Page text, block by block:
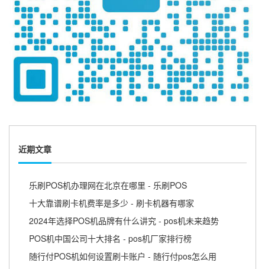
近期文章
乐刷POS机办理网在北京在哪里 - 乐刷POS
十大靠谱刷卡机费率是多少 - 刷卡机器有哪家
2024年选择POS机品牌有什么讲究 - pos机未来趋势
POS机中国公司十大排名 - pos机厂家排行榜
随行付POS机如何设置刷卡账户 - 随行付pos怎么用